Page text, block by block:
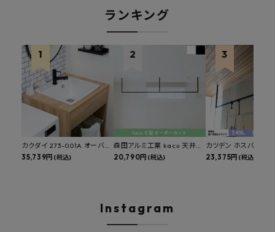
ランキング
カクダイ 273-001A オーバー
カウンタースロップシンク 選
35,739円 (税込)
森田アルミ工業 kacu 天井付
け物干し E型 サイズオーダー
20,790円 (税込)
カツデン ホスバ 天井
物干し 標準サイズ ス
23,375円 (税込)
Instagram